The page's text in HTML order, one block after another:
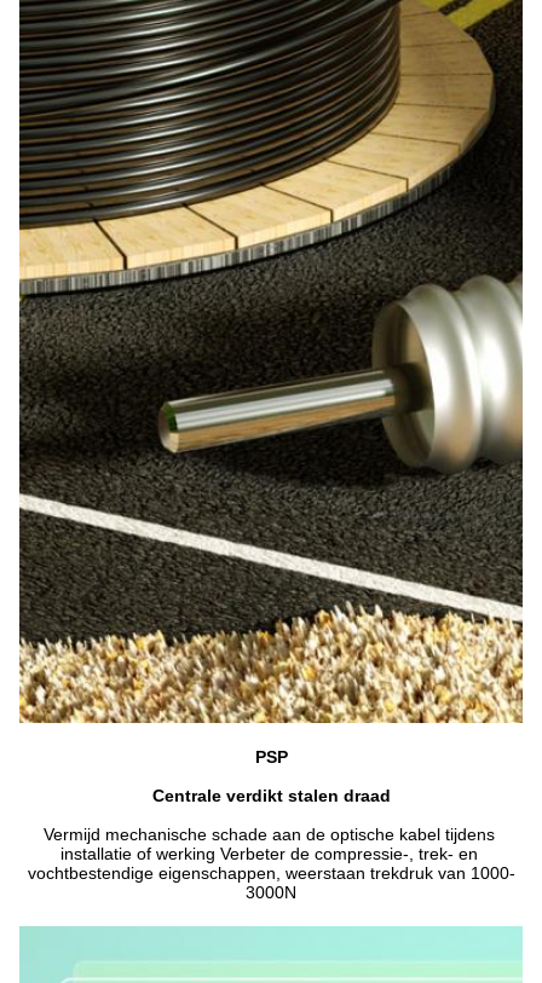
PSP
Centrale verdikt stalen draad
Vermijd mechanische schade aan de optische kabel tijdens
installatie of werking Verbeter de compressie-, trek- en
vochtbestendige eigenschappen, weerstaan trekdruk van 1000-
3000N